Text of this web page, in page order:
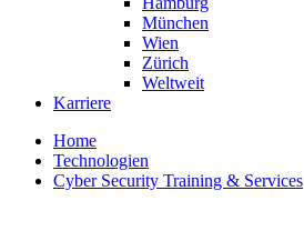
München
Wien
Zürich
Weltweit
Karriere
Home
Technologien
Cyber Security Training & Services